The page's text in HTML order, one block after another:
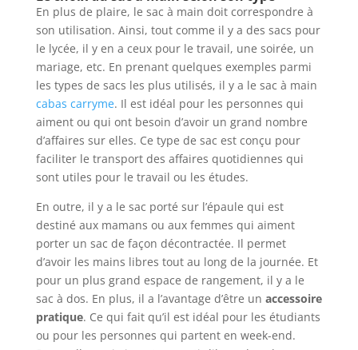
En plus de plaire, le sac à main doit correspondre à
son utilisation. Ainsi, tout comme il y a des sacs pour
le lycée, il y en a ceux pour le travail, une soirée, un
mariage, etc. En prenant quelques exemples parmi
les types de sacs les plus utilisés, il y a le sac à main
cabas carryme. Il est idéal pour les personnes qui
aiment ou qui ont besoin d’avoir un grand nombre
d’affaires sur elles. Ce type de sac est conçu pour
faciliter le transport des affaires quotidiennes qui
sont utiles pour le travail ou les études.
En outre, il y a le sac porté sur l’épaule qui est
destiné aux mamans ou aux femmes qui aiment
porter un sac de façon décontractée. Il permet
d’avoir les mains libres tout au long de la journée. Et
pour un plus grand espace de rangement, il y a le
sac à dos. En plus, il a l’avantage d’être un accessoire
pratique. Ce qui fait qu’il est idéal pour les étudiants
ou pour les personnes qui partent en week-end.